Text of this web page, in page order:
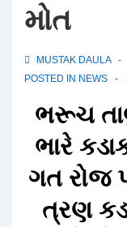
મોત
MUSTAK DAULA
POSTED IN NEWS
ભરૂચ
ભારે
ગત રોજ
ત્રણ